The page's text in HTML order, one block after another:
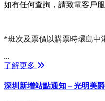
如有任何查詢，請致電客戶服
*班次及票價以購票時環島中
...
了解更多
深圳新增站點通知 – 光明美